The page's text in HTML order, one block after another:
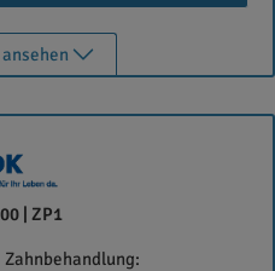
| ZP1
Zahnbehandlung: